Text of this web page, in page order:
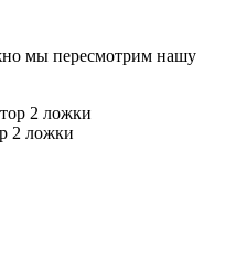
мы пересмотрим нашу
2 ложки